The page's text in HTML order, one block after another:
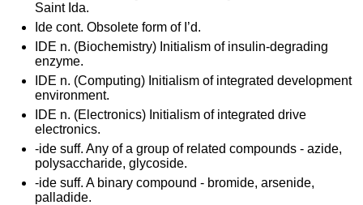
Saint Ida.
Ide cont. Obsolete form of I’d.
IDE n. (Biochemistry) Initialism of insulin-degrading
enzyme.
IDE n. (Computing) Initialism of integrated development
environment.
IDE n. (Electronics) Initialism of integrated drive
electronics.
-ide suff. Any of a group of related compounds - azide,
polysaccharide, glycoside.
-ide suff. A binary compound - bromide, arsenide,
palladide.